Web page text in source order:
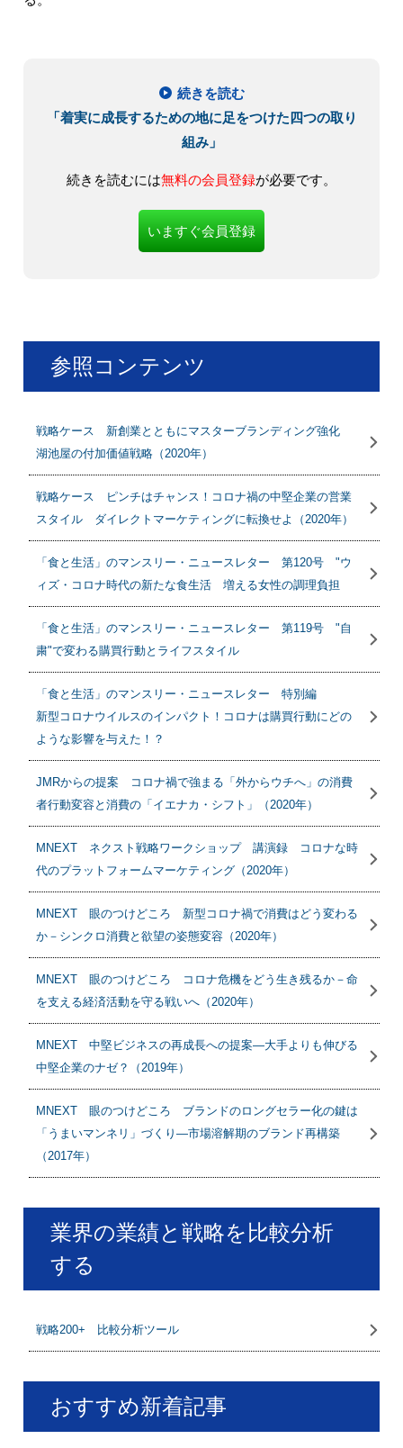
続きを読む
「着実に成長するための地に足をつけた四つの取り
組み」
続きを読むには無料の会員登録が必要です。
いますぐ会員登録
参照コンテンツ
戦略ケース 新創業とともにマスターブランディング強化
湖池屋の付加価値戦略（2020年）
戦略ケース ピンチはチャンス！コロナ禍の中堅企業の営業
スタイル ダイレクトマーケティングに転換せよ（2020年）
「食と生活」のマンスリー・ニュースレター 第120号 "ウ
ィズ・コロナ時代の新たな食生活 増える女性の調理負担
「食と生活」のマンスリー・ニュースレター 第119号 "自
粛"で変わる購買行動とライフスタイル
「食と生活」のマンスリー・ニュースレター 特別編
新型コロナウイルスのインパクト！コロナは購買行動にどの
ような影響を与えた！？
JMRからの提案 コロナ禍で強まる「外からウチへ」の消費
者行動変容と消費の「イエナカ・シフト」（2020年）
MNEXT ネクスト戦略ワークショップ 講演録 コロナな時
代のプラットフォームマーケティング（2020年）
MNEXT 眼のつけどころ 新型コロナ禍で消費はどう変わる
か－シンクロ消費と欲望の姿態変容（2020年）
MNEXT 眼のつけどころ コロナ危機をどう生き残るか－命
を支える経済活動を守る戦いへ（2020年）
MNEXT 中堅ビジネスの再成長への提案―大手よりも伸びる
中堅企業のナゼ？（2019年）
MNEXT 眼のつけどころ ブランドのロングセラー化の鍵は
「うまいマンネリ」づくり―市場溶解期のブランド再構築
（2017年）
業界の業績と戦略を比較分析
する
戦略200+ 比較分析ツール
おすすめ新着記事